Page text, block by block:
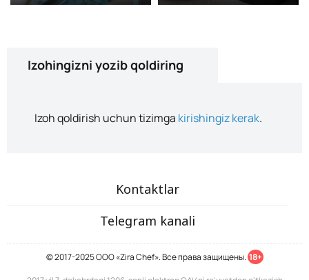
Izohingizni yozib qoldiring
Izoh qoldirish uchun tizimga kirishingiz kerak.
Kontaktlar
Telegram kanali
© 2017-2025 ООО «Zira Chef». Все права защищены. 18+